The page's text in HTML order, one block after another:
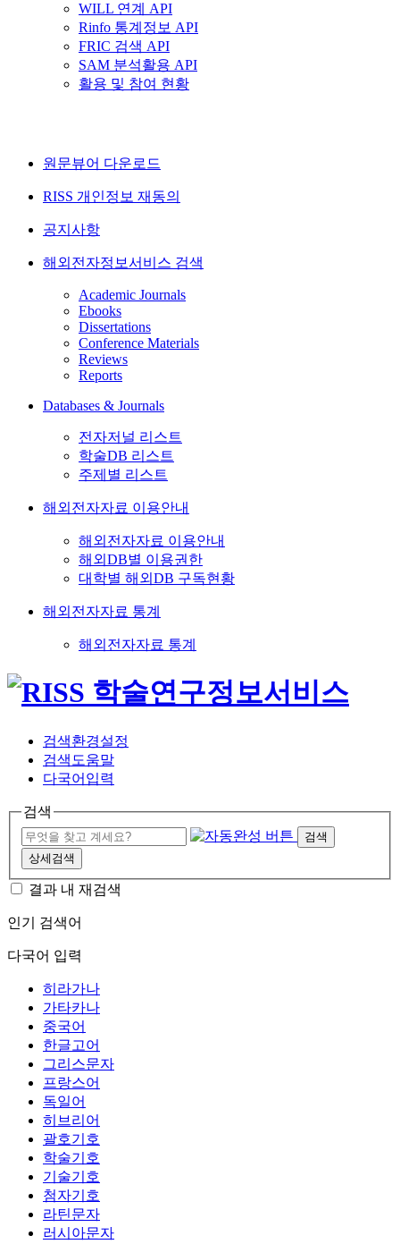
WILL 연계 API
Rinfo 통계정보 API
FRIC 검색 API
SAM 분석활용 API
활용 및 참여 현황
원문뷰어 다운로드
RISS 개인정보 재동의
공지사항
해외전자정보서비스 검색
Academic Journals
Ebooks
Dissertations
Conference Materials
Reviews
Reports
Databases & Journals
전자저널 리스트
학술DB 리스트
주제별 리스트
해외전자자료 이용안내
해외전자자료 이용안내
해외DB별 이용권한
대학별 해외DB 구독현황
해외전자자료 통계
해외전자자료 통계
검색환경설정
검색도움말
다국어입력
검색
검색
상세검색
결과 내 재검색
인기 검색어
다국어 입력
히라가나
가타카나
중국어
한글고어
그리스문자
프랑스어
독일어
히브리어
괄호기호
학술기호
기술기호
첨자기호
라틴문자
러시아문자